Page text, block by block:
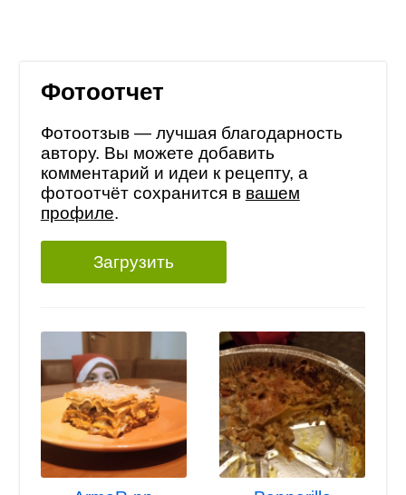
Фотоотчет
Фотоотзыв — лучшая благодарность
автору. Вы можете добавить
комментарий и идеи к рецепту, а
фотоотчёт сохранится в вашем
профиле.
Загрузить